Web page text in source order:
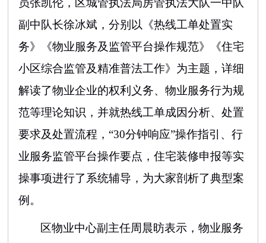
员张凯伦，区城管执法局房管执法大队一中队
副中队长徐冰斌，分别以《热线工单处置实
务》《物业服务及监管平台操作规范》《住宅
小区综合监管及精准普法工作》为主题，详细
解读了物业企业的权利义务、物业服务行为规
范等理论知识，并就热线工单成因分析、处置
要求及处置流程， “30分钟响应”操作指引、行
业服务监管平台操作要点，住宅装修申报等实
操事项进行了系统辅导，为大家剖析了典型案
例。
区物业中心副主任周晨昉表示，物业服务